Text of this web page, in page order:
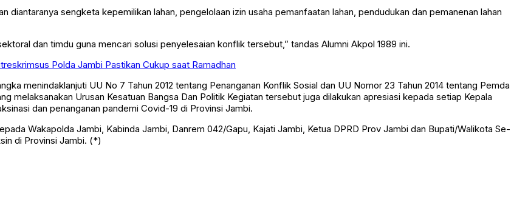
sengketa kepemilikan lahan, pengelolaan izin usaha pemanfaatan lahan, pendudukan dan pemanenan lahan
dan timdu guna mencari solusi penyelesaian konflik tersebut,” tandas Alumni Akpol 1989 ini.
Polda Jambi Pastikan Cukup saat Ramadhan
menindaklanjuti UU No 7 Tahun 2012 tentang Penanganan Konflik Sosial dan UU Nomor 23 Tahun 2014 tentang Pemda
melaksanakan Urusan Kesatuan Bangsa Dan Politik Kegiatan tersebut juga dilakukan apresiasi kepada setiap Kepala
dan penanganan pandemi Covid-19 di Provinsi Jambi.
Wakapolda Jambi, Kabinda Jambi, Danrem 042/Gapu, Kajati Jambi, Ketua DPRD Prov Jambi dan Bupati/Walikota Se-
di Provinsi Jambi. (*)